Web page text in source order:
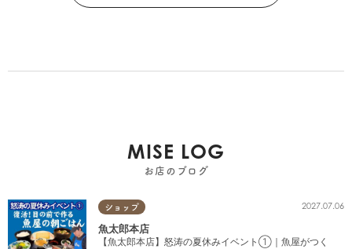
MISE LOG
お店のブログ
ショップ 2027.07.06
魚太郎本店
【魚太郎本店】怒涛の夏休みイベント①｜魚屋がつく